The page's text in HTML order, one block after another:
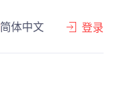
简体中文 登录